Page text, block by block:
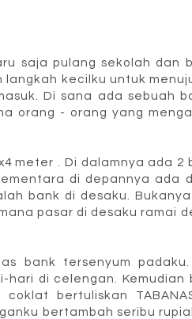
saja pulang sekolah dan
kecilku untuk
Di sana ada sebuah
orang - orang yang
meter . Di dalamnya ada 2
di depannya ada
bank di desaku.
pasar di desaku ramai
bank tersenyum padaku.
hari di celengan.
coklat bertuliskan
bertambah seribu